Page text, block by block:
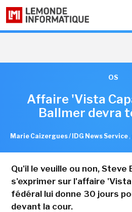
OS
Affaire 'Vista
Ballmer devra
Marie Caizergues / IDG News Service ,
Qu'il le veuille ou non, Steve
s'exprimer sur l'affaire 'Vista
fédéral lui donne 30 jours
devant la cour.